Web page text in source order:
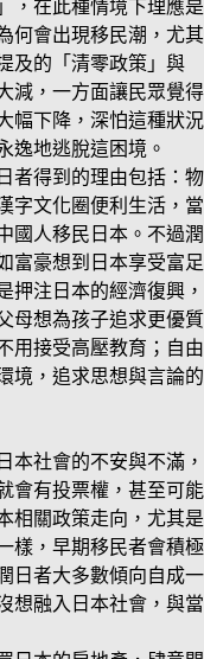
，在此種情境下理應是
何會出現移民潮，尤其
及的「清零政策」與
減，一方面讓民眾覺得
幅下降，深怕這種狀況
逸地逃脫這困境。
者得到的理由包括：物
字文化圈便利生活，當
國人移民日本。不過潤
富豪想到日本享受富足
押注日本的經濟復興，
母想為孩子追求更優質
用接受高壓教育；自由
境，追求思想與言論的
本社會的不安與不滿，
會有投票權，甚至可能
相關政策走向，尤其是
樣，早期移民者會積極
日者大多數傾向自成一
想融入日本社會，與當